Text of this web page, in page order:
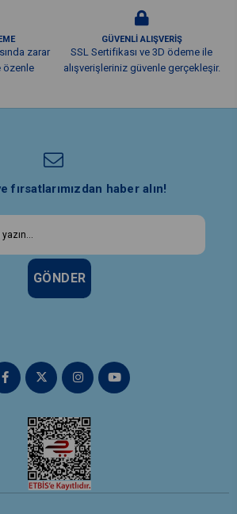
zarar
özenle
GÜVENLİ ALIŞVERİŞ
SSL Sertifikası ve 3D ödeme ile
alışverişleriniz güvenle gerçekleşir.
fırsatlarımızdan haber alın!
GÖNDER